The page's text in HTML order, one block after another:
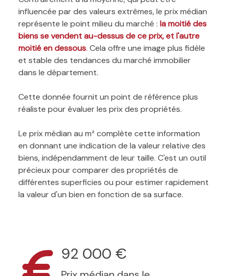
influencée par des valeurs extrêmes, le prix médian
représente le point milieu du marché : la moitié des
biens se vendent au-dessus de ce prix, et l'autre
moitié en dessous. Cela offre une image plus fidèle
et stable des tendances du marché immobilier
dans le département.
Cette donnée fournit un point de référence plus
réaliste pour évaluer les prix des propriétés.
Le prix médian au m² complète cette information
en donnant une indication de la valeur relative des
biens, indépendamment de leur taille. C'est un outil
précieux pour comparer des propriétés de
différentes superficies ou pour estimer rapidement
la valeur d'un bien en fonction de sa surface.
92 000 €